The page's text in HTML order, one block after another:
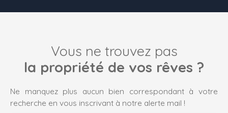
Vous ne trouvez pas
la propriété de vos rêves ?
Ne manquez plus aucun bien correspondant à votre
recherche en vous inscrivant à notre alerte mail !